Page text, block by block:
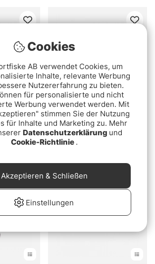
von 5 SternenBewertung:(13)4.5 von 5
SvartZonker McHybrid
16,5cm, 74g
Cookies
AB verwendet Cookies, um
Inhalte, relevante Werbung
Nutzererfahrung zu bieten.
für personalisierte und nicht
Werbung verwendet werden. Mit
stimmen Sie der Nutzung
für Inhalte und Marketing zu. Mehr
Datenschutzerklärung und
Cookie-Richtlinie .
Einstellungen
Akzeptieren & Schließen